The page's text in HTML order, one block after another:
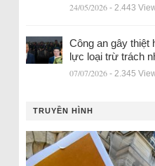
24/05/2026 - 2.443
Công an gây thiệt
lực loại trừ trách
07/07/2026 - 2.345
TRUYỀN HÌNH